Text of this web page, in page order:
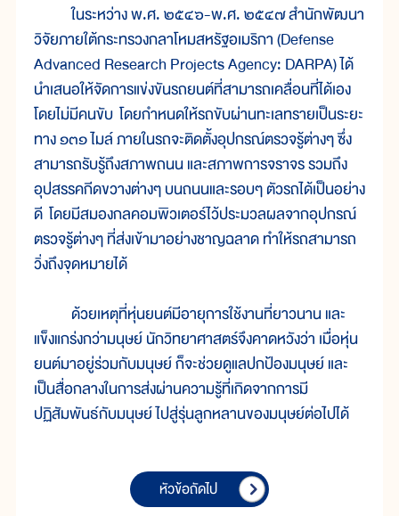
ในระหว่าง พ.ศ. ๒๕๔๖-พ.ศ. ๒๕๔๗ สำนักพัฒนา
วิจัยภายใต้กระทรวงกลาโหมสหรัฐอเมริกา (Defense
Advanced Research Projects Agency: DARPA) ได้
นำเสนอให้จัดการแข่งขันรถยนต์ที่สามารถเคลื่อนที่ได้เอง
โดยไม่มีคนขับ โดยกำหนดให้รถขับผ่านทะเลทรายเป็นระยะ
ทาง ๑๓๑ ไมล์ ภายในรถจะติดตั้งอุปกรณ์ตรวจรู้ต่างๆ ซึ่ง
สามารถรับรู้ถึงสภาพถนน และสภาพการจราจร รวมถึง
อุปสรรคกีดขวางต่างๆ บนถนนและรอบๆ ตัวรถได้เป็นอย่าง
ดี โดยมีสมองกลคอมพิวเตอร์ไว้ประมวลผลจากอุปกรณ์
ตรวจรู้ต่างๆ ที่ส่งเข้ามาอย่างชาญฉลาด ทำให้รถสามารถ
วิ่งถึงจุดหมายได้
ด้วยเหตุที่หุ่นยนต์มีอายุการใช้งานที่ยาวนาน และ
แข็งแกร่งกว่ามนุษย์ นักวิทยาศาสตร์จึงคาดหวังว่า เมื่อหุ่น
ยนต์มาอยู่ร่วมกับมนุษย์ ก็จะช่วยดูแลปกป้องมนุษย์ และ
เป็นสื่อกลางในการส่งผ่านความรู้ที่เกิดจากการมี
ปฏิสัมพันธ์กับมนุษย์ ไปสู่รุ่นลูกหลานของมนุษย์ต่อไปได้
หัวข้อถัดไป